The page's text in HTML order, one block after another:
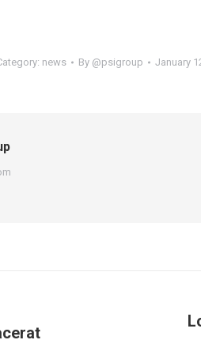
news By @psigroup January